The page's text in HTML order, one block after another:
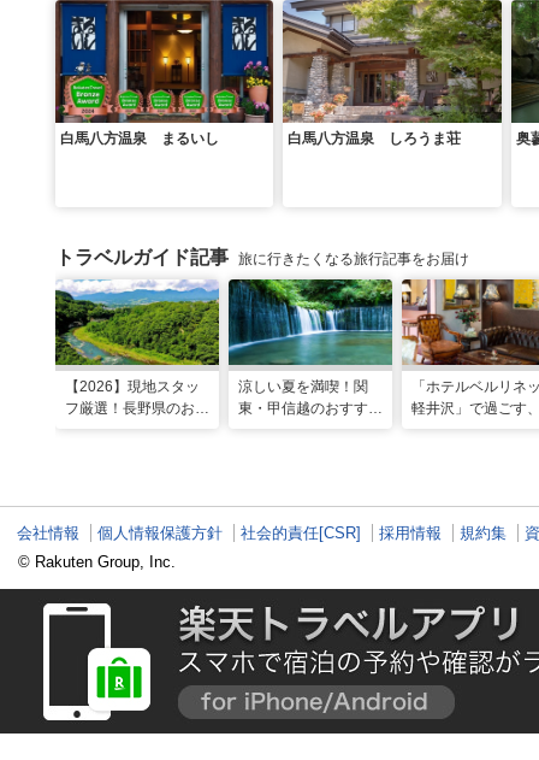
白馬八方温泉 まるいし 白馬八方温泉 しろうま荘 奥
トラベルガイド記事 旅に行きたくなる旅行記事をお届け
【2026】現地スタッ
フ厳選！長野県のおす
涼しい夏を満喫！関
東・甲信越のおすすめ
「ホテルベルリネ
軽井沢」で過ごす
会社情報 個人情報保護方針 社会的責任[CSR] 採用情報 規約集
© Rakuten Group, Inc.